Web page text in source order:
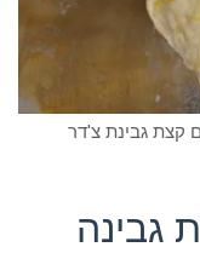
קצת גבינת צ'דר
גבינה